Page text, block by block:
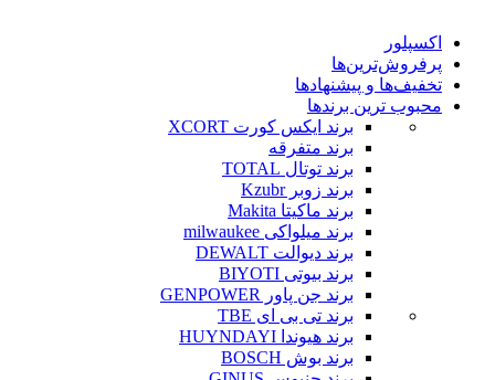
اکسپلور
پرفروش‌ترین‌ها
تخفیف‌ها و پیشنهادها
محبوب ترین برندها
برند ایکس کورت XCORT
برند متفرقه
برند توتال TOTAL
برند زوبر Kzubr
برند ماکیتا Makita
برند میلواکی milwaukee
برند دیوالت DEWALT
برند بیوتی BIYOTI
برند جن پاور GENPOWER
برند تی بی ای TBE
برند هیوندا HUYNDAYI
برند بوش BOSCH